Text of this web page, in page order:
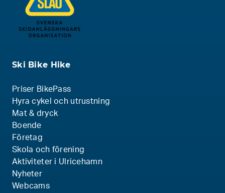
Ski Bike Hike
Priser BikePass
Hyra cykel och utrustning
Mat & dryck
Boende
Företag
Skola och förening
Aktiviteter i Ulricehamn
Nyheter
Webcams